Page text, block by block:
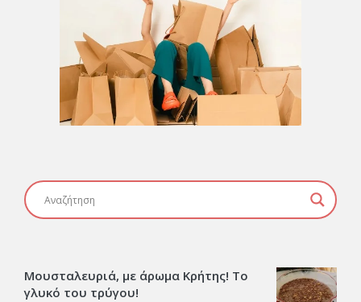
Μουσταλευριά, με άρωμα Κρήτης! Το
γλυκό του τρύγου!